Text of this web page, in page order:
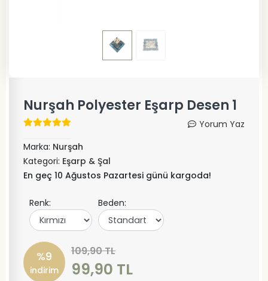
Nurşah Polyester Eşarp Desen 1
Yorum Yaz
Marka: Nurşah
Kategori: Eşarp & Şal
En geç 10 Ağustos Pazartesi günü kargoda!
Renk: Beden:
%9
indirim
109,90 TL
99,90 TL